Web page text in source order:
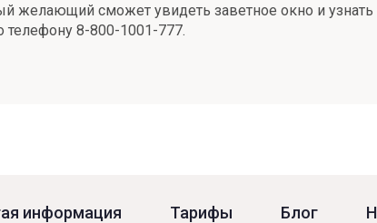
желающий сможет увидеть заветное окно и узнать
телефону 8-800-1001-777.
информация Тарифы Блог